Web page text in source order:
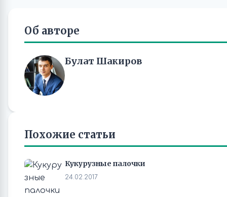
Об авторе
Булат Шакиров
Похожие статьи
Кукурузные палочки
24.02.2017